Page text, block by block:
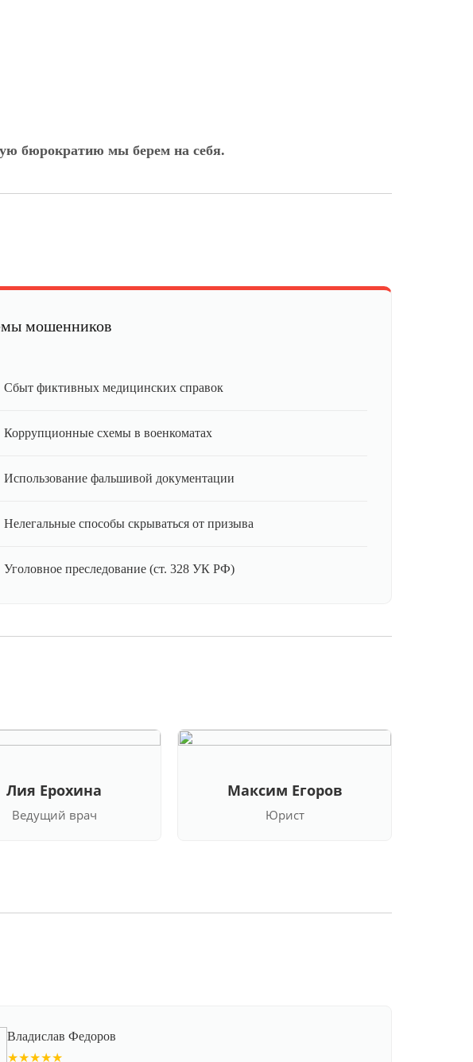
бюрократию мы берем на себя.
мошенников
Сбыт фиктивных медицинских справок
Коррупционные схемы в военкоматах
Использование фальшивой документации
Нелегальные способы скрываться от призыва
Уголовное преследование (ст. 328 УК РФ)
Лия Ерохина
Ведущий врач
Максим Егоров
Юрист
Владислав Федоров
★★★★★